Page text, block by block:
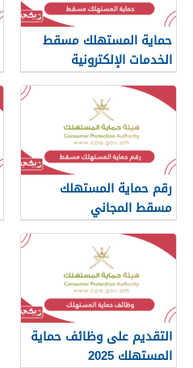
حماية المستهلك مسقط
الخدمات الإلكترونية
رقم حماية المستهلك
مسقط المجاني
التقديم على وظائف حماية
المستهلك 2025